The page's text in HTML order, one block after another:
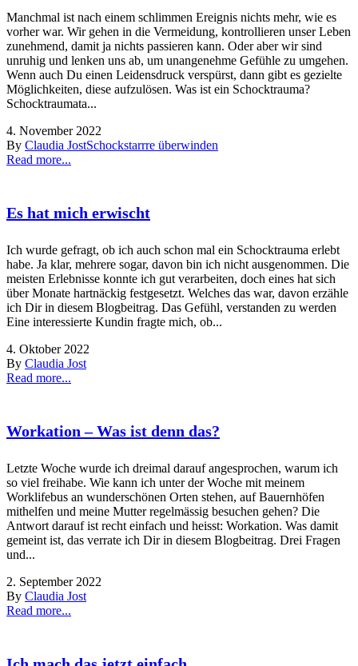
Manchmal ist nach einem schlimmen Ereignis nichts mehr, wie es
vorher war. Wir gehen in die Vermeidung, kontrollieren unser Leben
zunehmend, damit ja nichts passieren kann. Oder aber wir sind
unruhig und lenken uns ab, um unangenehme Gefühle zu umgehen.
Wenn auch Du einen Leidensdruck verspürst, dann gibt es gezielte
Möglichkeiten, diese aufzulösen. Was ist ein Schocktrauma?
Schocktraumata...
4. November 2022
By Claudia JostSchockstarrre überwinden
Read more...
Es hat mich erwischt
Ich wurde gefragt, ob ich auch schon mal ein Schocktrauma erlebt
habe. Ja klar, mehrere sogar, davon bin ich nicht ausgenommen. Die
meisten Erlebnisse konnte ich gut verarbeiten, doch eines hat sich
über Monate hartnäckig festgesetzt. Welches das war, davon erzähle
ich Dir in diesem Blogbeitrag. Das Gefühl, verstanden zu werden
Eine interessierte Kundin fragte mich, ob...
4. Oktober 2022
By Claudia Jost
Read more...
Workation – Was ist denn das?
Letzte Woche wurde ich dreimal darauf angesprochen, warum ich
so viel freihabe. Wie kann ich unter der Woche mit meinem
Worklifebus an wunderschönen Orten stehen, auf Bauernhöfen
mithelfen und meine Mutter regelmässig besuchen gehen? Die
Antwort darauf ist recht einfach und heisst: Workation. Was damit
gemeint ist, das verrate ich Dir in diesem Blogbeitrag. Drei Fragen
und...
2. September 2022
By Claudia Jost
Read more...